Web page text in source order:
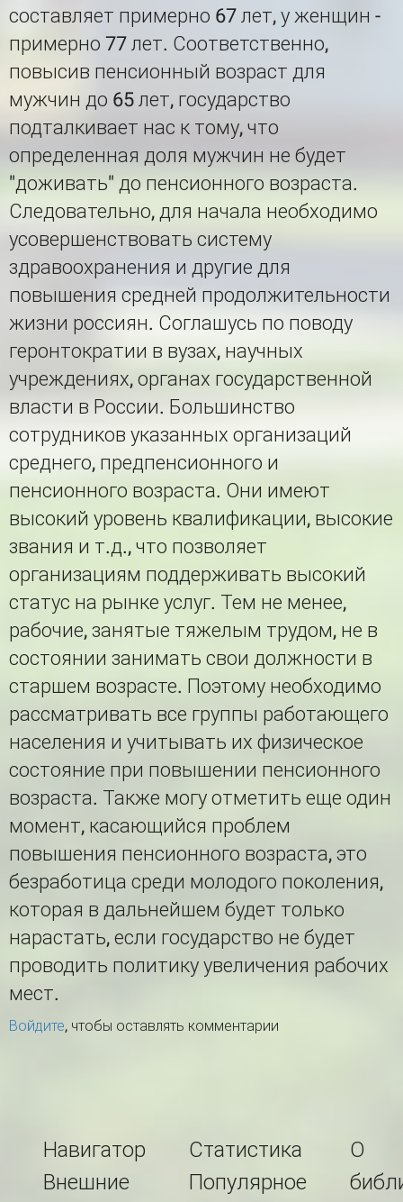
составляет примерно 67 лет, у женщин -
примерно 77 лет. Соответственно,
повысив пенсионный возраст для
мужчин до 65 лет, государство
подталкивает нас к тому, что
определенная доля мужчин не будет
"доживать" до пенсионного возраста.
Следовательно, для начала необходимо
усовершенствовать систему
здравоохранения и другие для
повышения средней продолжительности
жизни россиян. Соглашусь по поводу
геронтократии в вузах, научных
учреждениях, органах государственной
власти в России. Большинство
сотрудников указанных организаций
среднего, предпенсионного и
пенсионного возраста. Они имеют
высокий уровень квалификации, высокие
звания и т.д., что позволяет
организациям поддерживать высокий
статус на рынке услуг. Тем не менее,
рабочие, занятые тяжелым трудом, не в
состоянии занимать свои должности в
старшем возрасте. Поэтому необходимо
рассматривать все группы работающего
населения и учитывать их физическое
состояние при повышении пенсионного
возраста. Также могу отметить еще один
момент, касающийся проблем
повышения пенсионного возраста, это
безработица среди молодого поколения,
которая в дальнейшем будет только
нарастать, если государство не будет
проводить политику увеличения рабочих
мест.
Войдите, чтобы оставлять комментарии
Навигатор
Внешние
Статистика
Популярное
О